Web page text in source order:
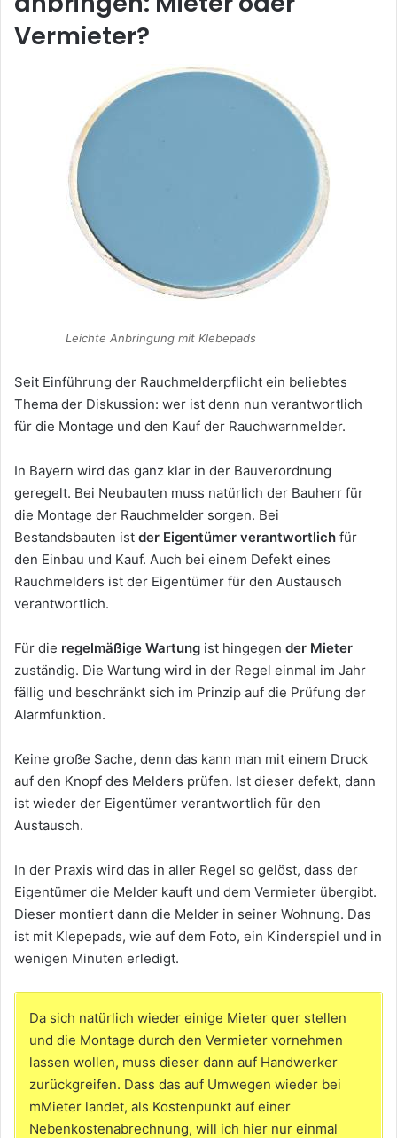
Vermieter?
Leichte Anbringung mit Klebepads
Seit Einführung der Rauchmelderpflicht ein beliebtes
Thema der Diskussion: wer ist denn nun verantwortlich
für die Montage und den Kauf der Rauchwarnmelder.
In Bayern wird das ganz klar in der Bauverordnung
geregelt. Bei Neubauten muss natürlich der Bauherr für
die Montage der Rauchmelder sorgen. Bei
Bestandsbauten ist der Eigentümer verantwortlich für
den Einbau und Kauf. Auch bei einem Defekt eines
Rauchmelders ist der Eigentümer für den Austausch
verantwortlich.
Für die regelmäßige Wartung ist hingegen der Mieter
zuständig. Die Wartung wird in der Regel einmal im Jahr
fällig und beschränkt sich im Prinzip auf die Prüfung der
Alarmfunktion.
Keine große Sache, denn das kann man mit einem Druck
auf den Knopf des Melders prüfen. Ist dieser defekt, dann
ist wieder der Eigentümer verantwortlich für den
Austausch.
In der Praxis wird das in aller Regel so gelöst, dass der
Eigentümer die Melder kauft und dem Vermieter übergibt.
Dieser montiert dann die Melder in seiner Wohnung. Das
ist mit Klepepads, wie auf dem Foto, ein Kinderspiel und in
wenigen Minuten erledigt.
Da sich natürlich wieder einige Mieter quer stellen
und die Montage durch den Vermieter vornehmen
lassen wollen, muss dieser dann auf Handwerker
zurückgreifen. Dass das auf Umwegen wieder bei
mMieter landet, als Kostenpunkt auf einer
Nebenkostenabrechnung, will ich hier nur einmal